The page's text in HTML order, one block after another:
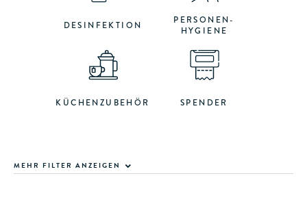
DESINFEKTION
PERSONEN-
HYGIENE
KÜCHENZUBEHÖR SPENDER
MEHR FILTER ANZEIGEN